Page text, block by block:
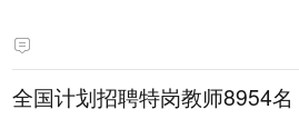
全国计划招聘特岗教师8954名